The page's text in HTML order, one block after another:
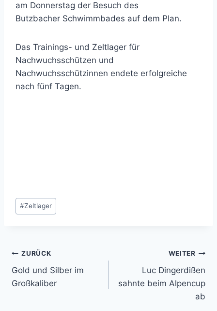
am Donnerstag der Besuch des
Butzbacher Schwimmbades auf dem Plan.
Das Trainings- und Zeltlager für
Nachwuchsschützen und
Nachwuchsschützinnen endete erfolgreiche
nach fünf Tagen.
Schlagworte:
#Zeltlager
Beitragsnavigation
ZURÜCK
Gold und Silber im
Großkaliber
WEITER
Luc Dingerdißen
sahnte beim Alpencup
ab